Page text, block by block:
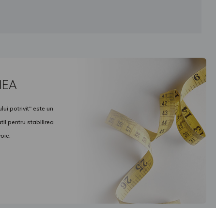
potrivit" este un
pentru stabilirea